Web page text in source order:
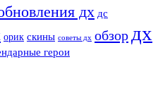
дх дс
орик скины советы дх обзор дх
герои